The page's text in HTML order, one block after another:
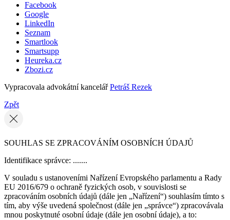
Facebook
Google
LinkedIn
Seznam
Smartlook
Smartsupp
Heureka.cz
Zbozi.cz
Vypracovala advokátní kancelářPetráš Rezek
Zpět
SOUHLAS SE ZPRACOVÁNÍM OSOBNÍCH ÚDAJŮ
Identifikace správce: .......
V souladu s ustanoveními Nařízení Evropského parlamentu a Rady
EU 2016/679 o ochraně fyzických osob, v souvislosti se
zpracováním osobních údajů (dále jen „Nařízení“) souhlasím tímto s
tím, aby výše uvedená společnost (dále jen „správce“) zpracovávala
mnou poskytnuté osobní údaje (dále jen osobní údaje), a to: